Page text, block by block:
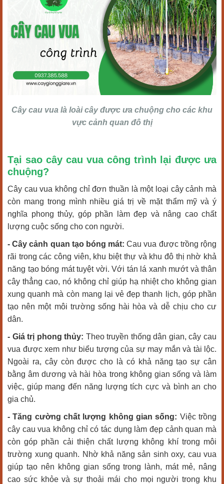
Cây cau vua là loài cây được ưa chuộng cho các khu
vực cảnh quan đô thị
Tại sao cây cau vua công trình lại được ưa
chuộng?
Cây cau vua không chỉ đơn thuần là một loại cây cảnh mà
còn mang trong mình nhiều giá trị về mặt thẩm mỹ và ý
nghĩa phong thủy, góp phần làm đẹp và nâng cao chất
lượng cuộc sống cho con người.
- Cây cảnh quan tạo bóng mát:Cau vua được trồng rộng
rãi trong các công viên, khu biệt thự và khu đô thị nhờ khả
năng tạo bóng mát tuyệt vời. Với tán lá xanh mướt và thân
cây thẳng cao, nó không chỉ giúp hạ nhiệt cho không gian
xung quanh mà còn mang lại vẻ đẹp thanh lịch, góp phần
tạo nên một môi trường sống hài hòa và dễ chịu cho cư
dân.
- Giá trị phong thủy: Theo truyền thống dân gian, cây cau
vua được xem như biểu tượng của sự may mắn và tài lộc.
Ngoài ra, cây còn được cho là có khả năng tạo sự cân
bằng âm dương và hài hòa trong không gian sống và làm
việc, giúp mang đến năng lượng tích cực và bình an cho
gia chủ.
- Tăng cường chất lượng không gian sống: Việc trồng
cây cau vua không chỉ có tác dụng làm đẹp cảnh quan mà
còn góp phần cải thiện chất lượng không khí trong môi
trường xung quanh. Nhờ khả năng sản sinh oxy, cau vua
giúp tạo nên không gian sống trong lành, mát mẻ, nâng
cao sức khỏe và sự thoải mái cho mọi người trong khu